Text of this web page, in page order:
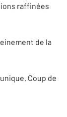
raffinées
de la
Coup de